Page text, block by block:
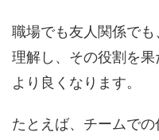
職場でも友人関係で
理解し、その役割を
より良くなります。
たとえば、チームで